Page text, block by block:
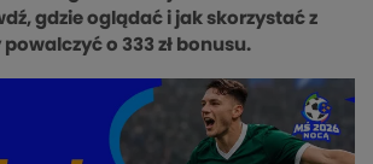
gdzie oglądać i jak skorzystać z
o 333 zł bonusu.